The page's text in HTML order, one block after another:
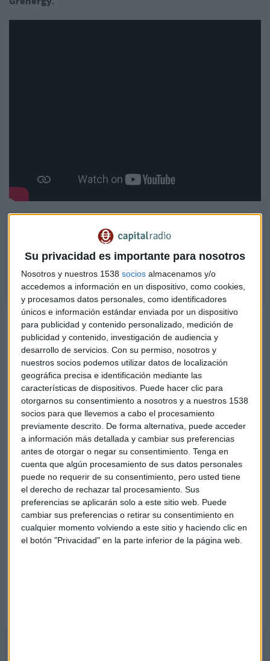
Su privacidad es importante para nosotros
Nosotros y nuestros 1538 socios almacenamos y/o
accedemos a información en un dispositivo, como cookies,
y procesamos datos personales, como identificadores
únicos e información estándar enviada por un dispositivo
para publicidad y contenido personalizado, medición de
publicidad y contenido, investigación de audiencia y
desarrollo de servicios. Con su permiso, nosotros y
nuestros socios podemos utilizar datos de localización
geográfica precisa e identificación mediante las
características de dispositivos. Puede hacer clic para
otorgarnos su consentimiento a nosotros y a nuestros 1538
socios para que llevemos a cabo el procesamiento
previamente descrito. De forma alternativa, puede acceder
a información más detallada y cambiar sus preferencias
antes de otorgar o negar su consentimiento. Tenga en
cuenta que algún procesamiento de sus datos personales
puede no requerir de su consentimiento, pero usted tiene
el derecho de rechazar tal procesamiento. Sus
preferencias se aplicarán solo a este sitio web. Puede
cambiar sus preferencias o retirar su consentimiento en
cualquier momento volviendo a este sitio y haciendo clic en
el botón "Privacidad" en la parte inferior de la página web.
Consultorio de Bolsa con Álvaro Blasco
El director de ATL Capital, Álvaro Blasco, analiza los títulos de Indra,
Rheimetall, IAG, Santander, Bayer, Palantir e Iberdrola, entre otros
Blasco explica quela noticia de la bolsano está tanto en
los títulos que multiplican su valor por siete o que suben y
bajan con cifras de doble dígito, sino en
los índices
Nikkei japonés que sube un 40% en el año. Señala que con
tanta volatilidad en el corto plazo es momento de moverse
poco.
En el consultorio Álvaro Blasco analiza los títulos de
Rheinmetall, IAG, Iberdrola, Bayer, Santander o
Palantir, entre otros. Destaca que aunque se hayan
producido correcciones o caídas en elsector de la defensa
sigue siendo un ámbito a tener en cuenta. Además, comenta
la situación delbanco Santander, que ha superado a
Inditex en capitalización bursátil trasun año
extraordinarioy muchas recomendaciones
internacionales de compra